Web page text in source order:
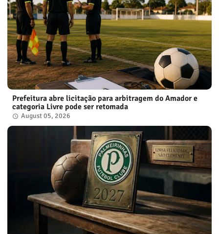
Prefeitura abre licitação para arbitragem do Amador e
categoria Livre pode ser retomada
August 05, 2026